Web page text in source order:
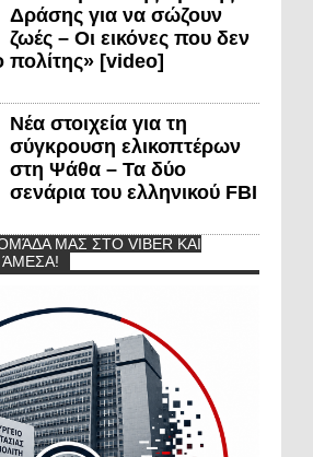
Δράσης για να σώζουν
ζωές – Οι εικόνες που δεν
πολίτης» [video]
Νέα στοιχεία για τη
σύγκρουση ελικοπτέρων
στη Ψάθα – Τα δύο
σενάρια του ελληνικού FBI
ΜΑΣ ΣΤΟ VIBER ΚΑΙ